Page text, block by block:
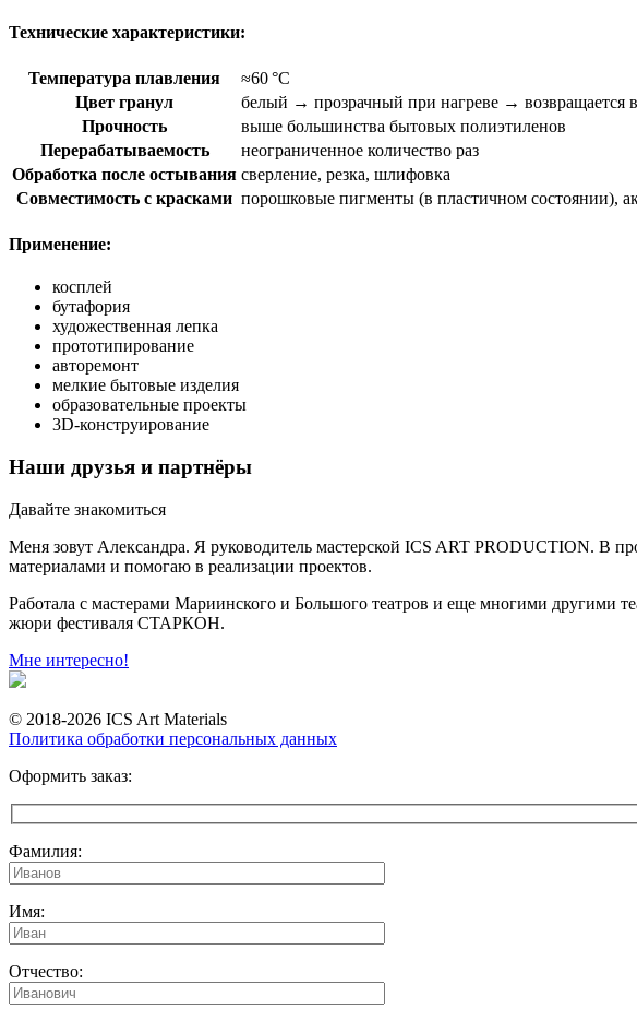
Технические характеристики:
Температура плавления
≈60 °C
Цвет гранул
белый → прозрачный при нагреве → возвращается
Прочность
выше большинства бытовых полиэтиленов
Перерабатываемость
неограниченное количество раз
Обработка после остывания сверление, резка, шлифовка
Совместимость с красками порошковые пигменты (в пластичном состоянии),
Применение:
косплей
бутафория
художественная лепка
прототипирование
авторемонт
мелкие бытовые изделия
образовательные проекты
3D-конструирование
Наши друзья и партнёры
Давайте знакомиться
Меня зовут Александра. Я руководитель мастерской ICS ART PRODUCTION. В
материалами и помогаю в реализации проектов.
Работала с мастерами Мариинского и Большого театров и еще многими другими
жюри фестиваля СТАРКОН.
Мне интересно!
© 2018-2026 ICS Art Materials
Политика обработки персональных данных
Оформить заказ:
Фамилия:
Имя:
Отчество: